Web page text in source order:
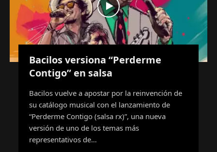
Bacilos versiona “Perderme
Contigo” en salsa
Bacilos vuelve a apostar por la reinvención de
su catálogo musical con el lanzamiento de
“Perderme Contigo (salsa rx)”, una nueva
versión de uno de los temas más
representativos de…